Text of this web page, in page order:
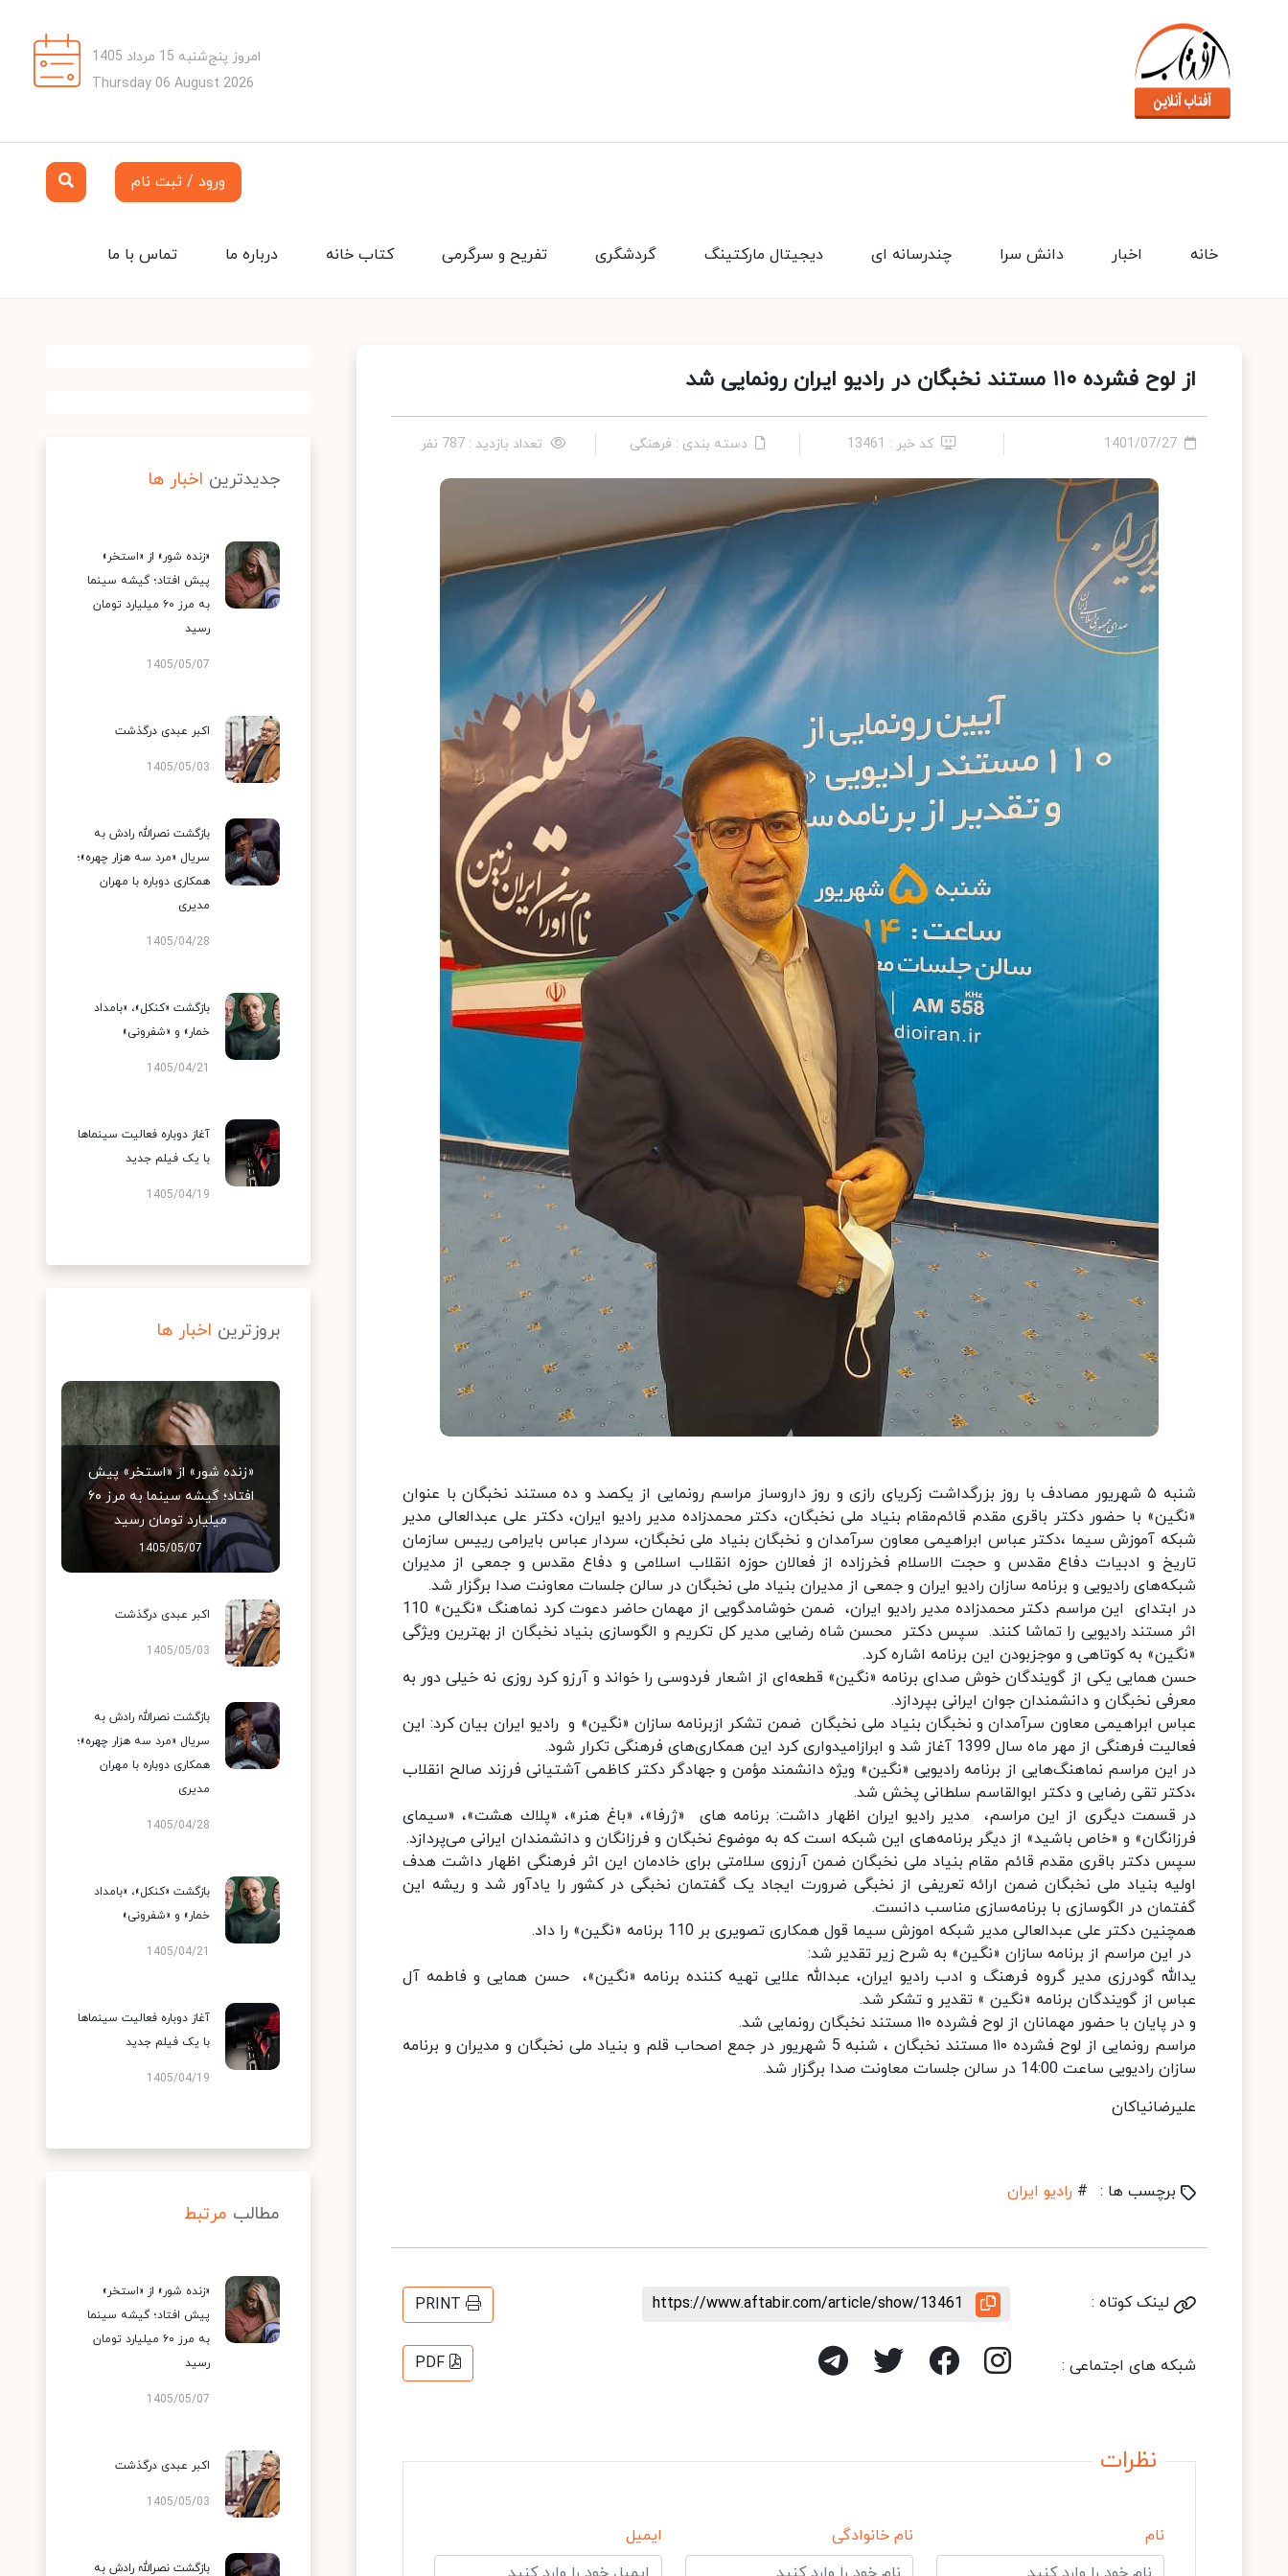
امروز پنج‌شنبه 15 مرداد 1405
Thursday 06 August 2026
ورود / ثبت نام
تماس با ما درباره ما کتاب خانه تفریح و سرگرمی گردشگری دیجیتال مارکتینگ چندرسانه ای دانش سرا اخبار خانه
از لوح فشرده ۱۱۰ مستند نخبگان در رادیو ایران رونمایی شد
1401/07/27 کد خبر : 13461 دسته بندی : فرهنگی تعداد بازدید : 787 نفر
شنبه ۵ شهریور مصادف با روز بزرگداشت زكریای رازی و روز داروساز مراسم رونمایی از یكصد و ده مستند نخبگان با عنوان
«نگین» با حضور دکتر باقری مقدم قائم‌مقام بنیاد ملی نخبگان، دکتر محمدزاده مدیر رادیو ایران، دکتر علی عبدالعالی مدیر
شبکه آموزش سیما ،دکتر عباس ابراهیمی معاون سرآمدان و نخبگان بنیاد ملی نخبگان، سردار عباس بایرامی رییس سازمان
تاریخ و ادبیات دفاع مقدس و حجت الاسلام فخرزاده از فعالان حوزه انقلاب اسلامی و دفاع مقدس و جمعی از مدیران
شبکه‌های رادیویی و برنامه سازان رادیو ایران و جمعی از مدیران بنیاد ملی نخبگان در سالن جلسات معاونت صدا برگزار شد.
در ابتدای این مراسم دکتر محمدزاده مدیر رادیو ایران، ضمن خوشامدگویی از مهمان حاضر دعوت کرد نماهنگ «نگین» 110
اثر مستند رادیویی را تماشا کنند. سپس دکتر محسن شاه رضایی مدیر کل تکریم و الگوسازی بنیاد نخبگان از بهترین ویژگی
«نگین» به کوتاهی و موجزبودن این برنامه اشاره کرد.
حسن همایی یکی از گویندگان خوش صدای برنامه «نگین» قطعه‌ای از اشعار فردوسی را خواند و آرزو کرد روزی نه خیلی دور به
معرفی نخبگان و دانشمندان جوان ایرانی بپردازد.
عباس ابراهیمی معاون سرآمدان و نخبگان بنیاد ملی نخبگان ضمن تشکر ازبرنامه سازان «نگین» و رادیو ایران بیان کرد: این
فعالیت فرهنگی از مهر ماه سال 1399 آغاز شد و ابرازامیدواری کرد این همکاری‌های فرهنگی تکرار شود.
در این مراسم نماهنگ‌هایی از برنامه رادیویی «نگین» ویژه دانشمند مؤمن و جهادگر دکتر کاظمی آشتیانی فرزند صالح انقلاب
،دکتر تقی رضایی و دکتر ابوالقاسم سلطانی پخش شد.
در قسمت دیگری از این مراسم، مدیر رادیو ایران اظهار داشت: برنامه های «ژرفا»، «باغ هنر»، «پلاك هشت»، «سیمای
فرزانگان» و «خاص باشید» از دیگر برنامه‌های این شبکه است که به موضوع نخبگان و فرزانگان و دانشمندان ایرانی می‌پردازد.
سپس دکتر باقری مقدم قائم مقام بنیاد ملی نخبگان ضمن آرزوی سلامتی برای خادمان این اثر فرهنگی اظهار داشت هدف
اولیه بنیاد ملی نخبگان ضمن ارائه تعریفی از نخبگی ضرورت ایجاد یک گفتمان نخبگی در کشور را یادآور شد و ریشه این
گفتمان در الگوسازی با برنامه‌سازی مناسب دانست.
همچنین دکتر علی عبدالعالی مدیر شبکه اموزش سیما قول همکاری تصویری بر 110 برنامه «نگین» را داد.
در این مراسم از برنامه سازان «نگین» به شرح زیر تقدیر شد:
یدالله گودرزی مدیر گروه فرهنگ و ادب رادیو ایران، عبدالله علایی تهیه کننده برنامه «نگین»، حسن همایی و فاطمه آل
عباس از گویندگان برنامه «نگین » تقدیر و تشکر شد.
و در پایان با حضور مهمانان از لوح فشرده ۱۱۰ مستند نخبگان رونمایی شد.
مراسم رونمایی از لوح فشرده ۱۱۰ مستند نخبگان ، شنبه 5 شهریور در جمع اصحاب قلم و بنیاد ملی نخبگان و مدیران و برنامه
سازان رادیویی ساعت 14:00 در سالن جلسات معاونت صدا برگزار شد.
علیرضانیاکان
برچسب ها : # رادیو ایران
لینک کوتاه : https://www.aftabir.com/article/show/13461
PRINT
شبکه های اجتماعی : PDF
نظرات
نام نام خانوادگی ایمیل
جدیدترین اخبار ها
«زنده شور» از «استخر»
پیش افتاد؛ گیشه سینما
به مرز ۶۰ میلیارد تومان
رسید
1405/05/07
اکبر عبدی درگذشت
1405/05/03
بازگشت نصرالله رادش به
سریال «مرد سه هزار چهره»؛
همکاری دوباره با مهران
مدیری
1405/04/28
بازگشت «کنکل»، «بامداد
خمار» و «شفرونی»
1405/04/21
آغاز دوباره فعالیت سینماها
با یک فیلم جدید
1405/04/19
بروزترین اخبار ها
«زنده شور» از «استخر» پیش
افتاد؛ گیشه سینما به مرز ۶۰
میلیارد تومان رسید
1405/05/07
اکبر عبدی درگذشت
1405/05/03
بازگشت نصرالله رادش به
سریال «مرد سه هزار چهره»؛
همکاری دوباره با مهران
مدیری
1405/04/28
بازگشت «کنکل»، «بامداد
خمار» و «شفرونی»
1405/04/21
آغاز دوباره فعالیت سینماها
با یک فیلم جدید
1405/04/19
مطالب مرتبط
«زنده شور» از «استخر»
پیش افتاد؛ گیشه سینما
به مرز ۶۰ میلیارد تومان
رسید
1405/05/07
اکبر عبدی درگذشت
1405/05/03
بازگشت نصرالله رادش به